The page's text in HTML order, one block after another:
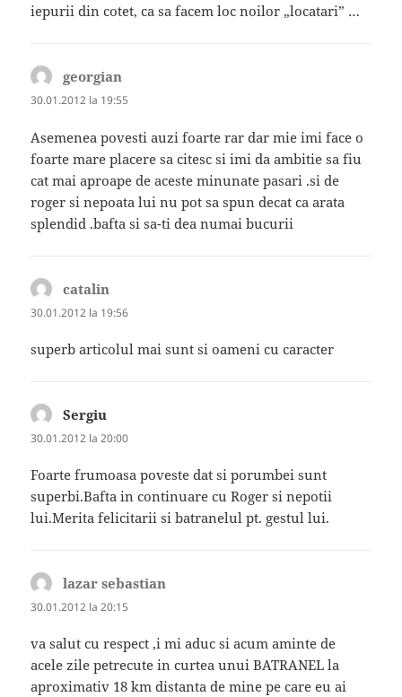
iepurii din cotet, ca sa facem loc noilor „locatari” …
georgian
30.01.2012 la 19:55
Asemenea povesti auzi foarte rar dar mie imi face o
foarte mare placere sa citesc si imi da ambitie sa fiu
cat mai aproape de aceste minunate pasari .si de
roger si nepoata lui nu pot sa spun decat ca arata
splendid .bafta si sa-ti dea numai bucurii
catalin
30.01.2012 la 19:56
superb articolul mai sunt si oameni cu caracter
Sergiu
30.01.2012 la 20:00
Foarte frumoasa poveste dat si porumbei sunt
superbi.Bafta in continuare cu Roger si nepotii
lui.Merita felicitarii si batranelul pt. gestul lui.
lazar sebastian
30.01.2012 la 20:15
va salut cu respect ,i mi aduc si acum aminte de
acele zile petrecute in curtea unui BATRANEL la
aproximativ 18 km distanta de mine pe care eu ai